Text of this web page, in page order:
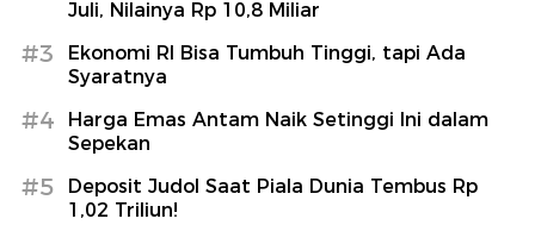
Juli, Nilainya Rp 10,8 Miliar
#3
Ekonomi RI Bisa Tumbuh Tinggi, tapi Ada
Syaratnya
#4
Harga Emas Antam Naik Setinggi Ini dalam
Sepekan
#5
Deposit Judol Saat Piala Dunia Tembus Rp
1,02 Triliun!